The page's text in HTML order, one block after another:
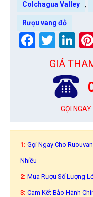
Colchagua Valley ,
Rượu vang đỏ
GIÁ
GỌI
1: Gọi Ngay Cho
Nhiều
2: Mua Rượu Số Lượng
3: Cam Kết Bảo Hành